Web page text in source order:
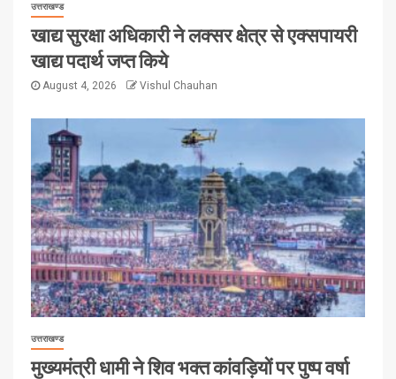
उत्तराखण्ड
खाद्य सुरक्षा अधिकारी ने लक्सर क्षेत्र से एक्सपायरी
खाद्य पदार्थ जप्त किये
August 4, 2026 Vishul Chauhan
उत्तराखण्ड
मुख्यमंत्री धामी ने शिव भक्त कांवड़ियों पर पुष्प वर्षा